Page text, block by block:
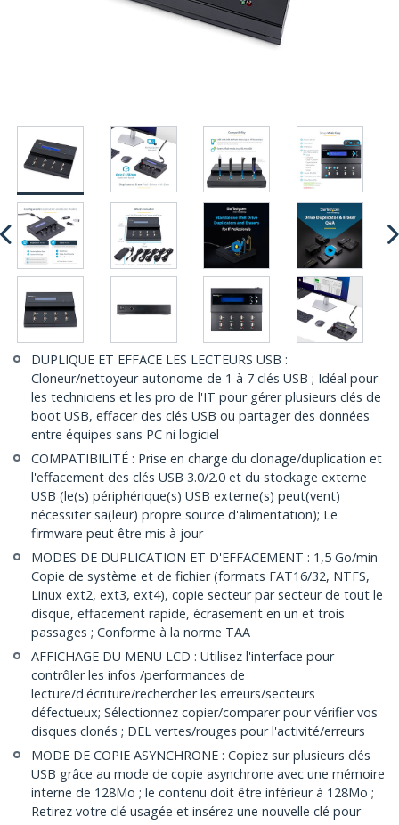
DUPLIQUE ET EFFACE LES LECTEURS USB :
Cloneur/nettoyeur autonome de 1 à 7 clés USB ; Idéal pour
les techniciens et les pro de l'IT pour gérer plusieurs clés de
boot USB, effacer des clés USB ou partager des données
entre équipes sans PC ni logiciel
COMPATIBILITÉ : Prise en charge du clonage/duplication et
l'effacement des clés USB 3.0/2.0 et du stockage externe
USB (le(s) périphérique(s) USB externe(s) peut(vent)
nécessiter sa(leur) propre source d'alimentation); Le
firmware peut être mis à jour
MODES DE DUPLICATION ET D'EFFACEMENT : 1,5 Go/min
Copie de système et de fichier (formats FAT16/32, NTFS,
Linux ext2, ext3, ext4), copie secteur par secteur de tout le
disque, effacement rapide, écrasement en un et trois
passages ; Conforme à la norme TAA
AFFICHAGE DU MENU LCD : Utilisez l'interface pour
contrôler les infos /performances de
lecture/d'écriture/rechercher les erreurs/secteurs
défectueux; Sélectionnez copier/comparer pour vérifier vos
disques clonés ; DEL vertes/rouges pour l'activité/erreurs
MODE DE COPIE ASYNCHRONE : Copiez sur plusieurs clés
USB grâce au mode de copie asynchrone avec une mémoire
interne de 128Mo ; le contenu doit être inférieur à 128Mo ;
Retirez votre clé usagée et insérez une nouvelle clé pour